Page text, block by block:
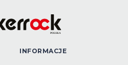
INFORMACJE